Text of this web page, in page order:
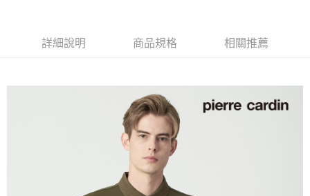
萊爾富取貨付款
每筆NT$60，滿NT$1,200(含以上)免運費
每筆NT$60，滿NT$1,200(含以上)免運費
詳細說明 商品規格 相關推薦